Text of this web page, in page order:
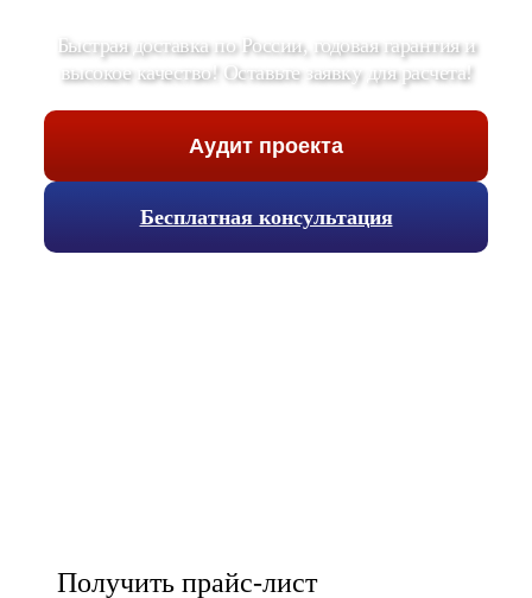
Быстрая доставка по России, годовая гарантия и
высокое качество! Оставьте заявку для расчета!
Аудит проекта
Бесплатная консультация
Получить прайс-лист